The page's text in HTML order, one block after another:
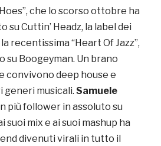
che lo scorso ottobre ha
su Cuttin’ Headz, la label dei
recentissima “Heart Of Jazz”,
su Boogeyman. Un brano
convivono deep house e
musicali. Samuele
più follower in assoluto su
suoi mix e ai suoi mashup ha
divenuti virali in tutto il